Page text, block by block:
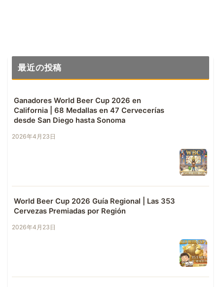
最近の投稿
Ganadores World Beer Cup 2026 en
California | 68 Medallas en 47 Cervecerías
desde San Diego hasta Sonoma
2026年4月23日
World Beer Cup 2026 Guía Regional | Las 353
Cervezas Premiadas por Región
2026年4月23日